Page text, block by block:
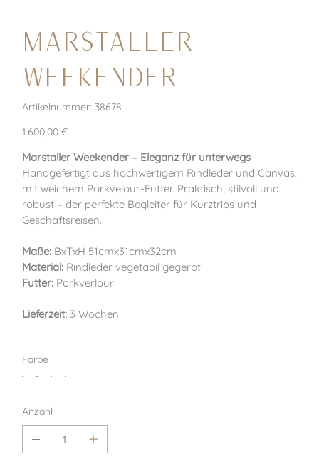
Marstaller
WEEKENDER
Artikelnummer: Artikelnummer:
38678
38678
Preis
1.600,00 €
Marstaller Weekender – Eleganz für unterwegs
Handgefertigt aus hochwertigem Rindleder und Canvas,
mit weichem Porkvelour-Futter. Praktisch, stilvoll und
robust – der perfekte Begleiter für Kurztrips und
Geschäftsreisen.
Maße: BxTxH 51cmx31cmx32cm
Material: Rindleder vegetabil gegerbt
Futter: Porkverlour
Lieferzeit: 3 Wochen
Farbe
Anzahl